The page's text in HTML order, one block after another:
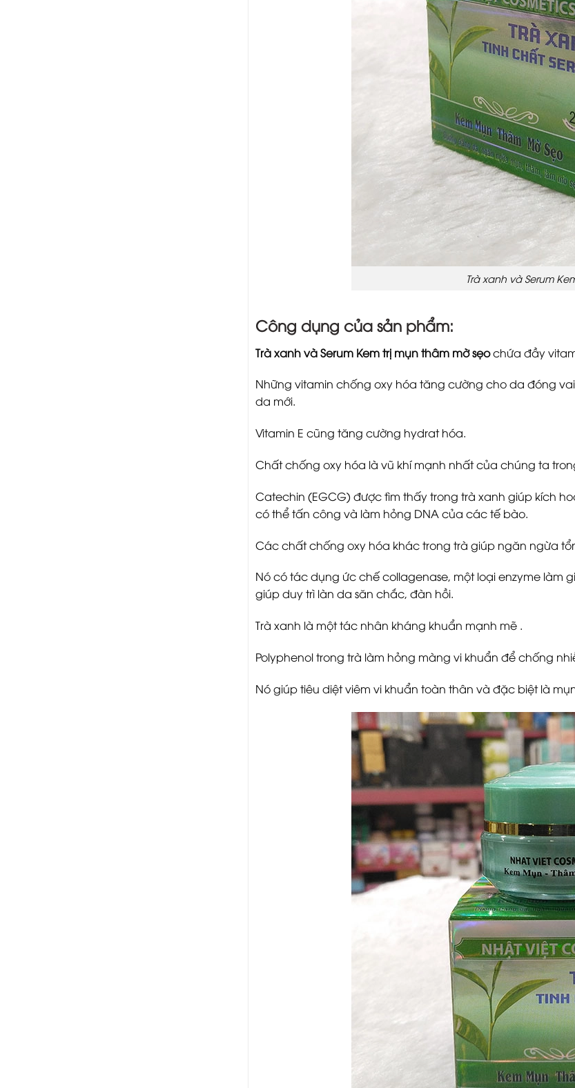
Trà xanh và Serum
Công dụng của sản phẩm:
Trà xanh và Serum Kem trị mụn thâm mờ sẹochứa đầy
Những vitamin chống oxy hóa tăng cường cho da đóng
da mới.
Vitamin E cũng tăng cường hydrat hóa.
Chất chống oxy hóa là vũ khí mạnh nhất của chúng ta
Catechin (EGCG) được tìm thấy trong trà xanh giúp kích
có thể tấn công và làm hỏng DNA của các tế bào.
Các chất chống oxy hóa khác trong trà giúp ngăn ngừa
Nó có tác dụng ức chế collagenase, một loại enzyme
giúp duy trì làn da săn chắc, đàn hồi.
Trà xanh là một tác nhân kháng khuẩn mạnh mẽ .
Polyphenol trong trà làm hỏng màng vi khuẩn để chống
Nó giúp tiêu diệt viêm vi khuẩn toàn thân và đặc biệt là